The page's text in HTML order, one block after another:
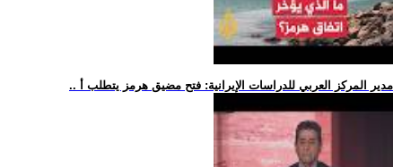
.. مدير المركز العربي للدراسات الإيرانية: فتح مضيق هرمز يتطلب أ